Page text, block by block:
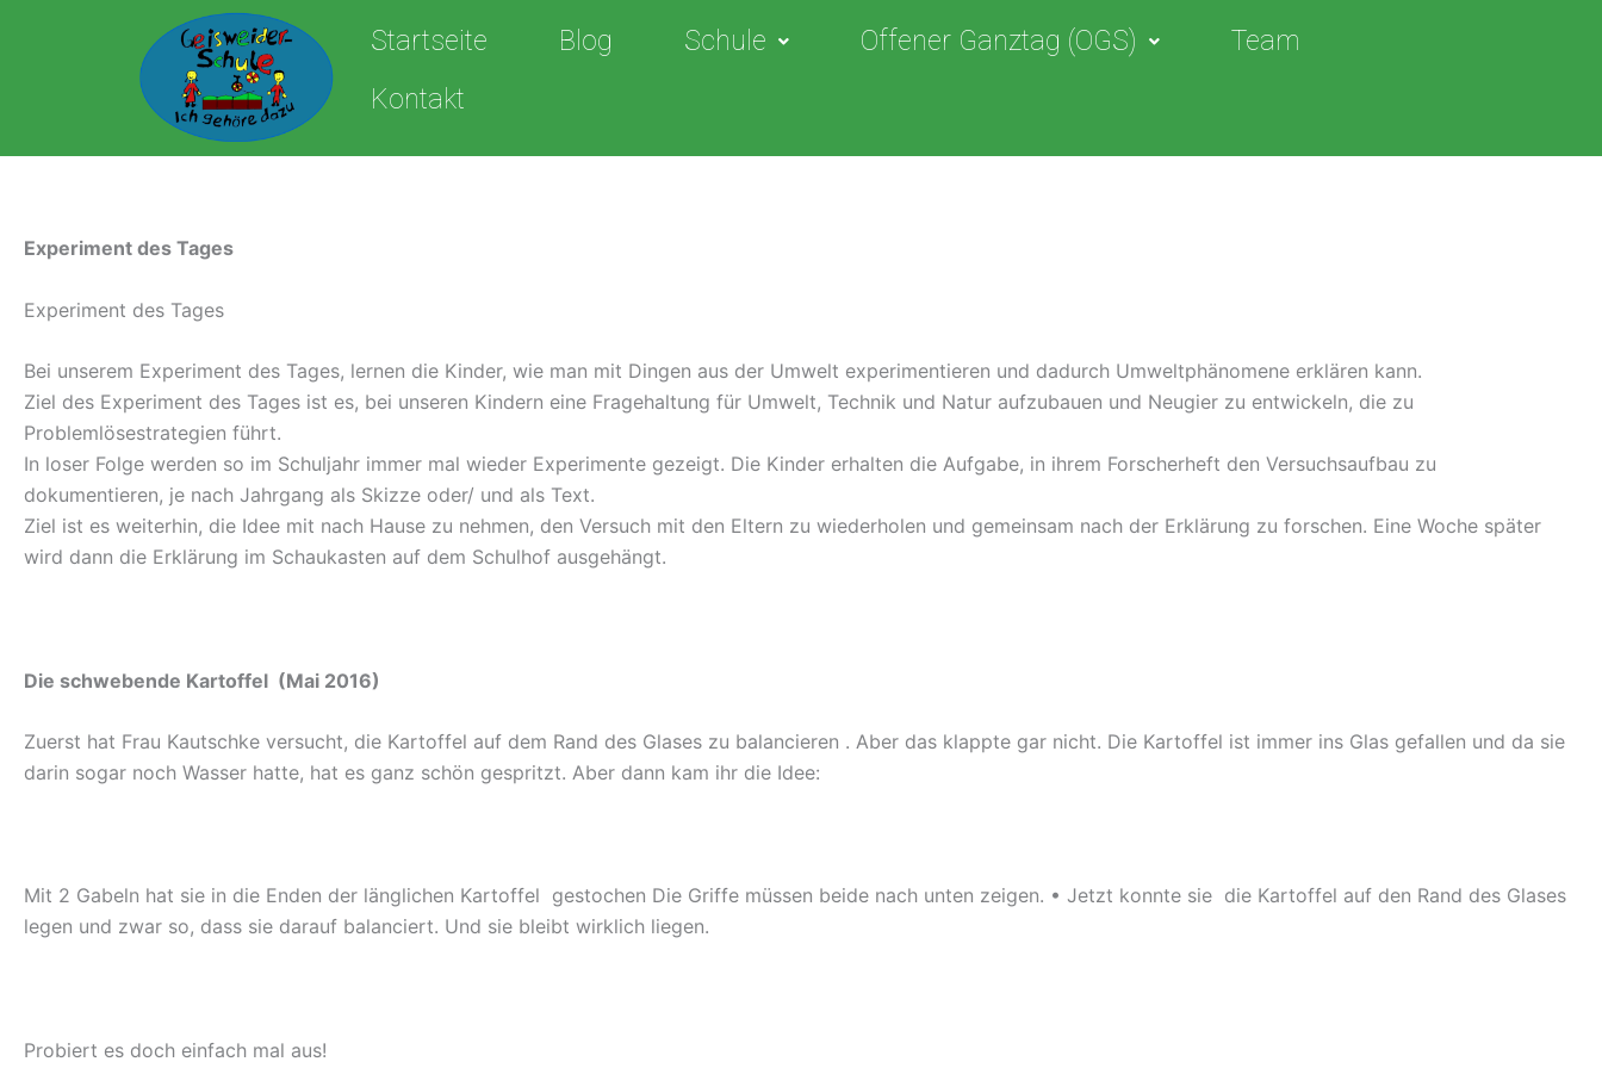
Startseite Blog Schule Offener Ganztag (OGS)
Team
Kontakt
Experiment des Tages
Experiment des Tages
Bei unserem Experiment des Tages, lernen die Kinder, wie man mit Dingen aus der Umwelt experimentieren und dadurch Umweltphänomene erklären kann.
Ziel des Experiment des Tages ist es, bei unseren Kindern eine Fragehaltung für Umwelt, Technik und Natur aufzubauen und Neugier zu entwickeln, die zu
Problemlösestrategien führt.
In loser Folge werden so im Schuljahr immer mal wieder Experimente gezeigt. Die Kinder erhalten die Aufgabe, in ihrem Forscherheft den Versuchsaufbau zu
dokumentieren, je nach Jahrgang als Skizze oder/ und als Text.
Ziel ist es weiterhin, die Idee mit nach Hause zu nehmen, den Versuch mit den Eltern zu wiederholen und gemeinsam nach der Erklärung zu forschen. Eine Woche später
wird dann die Erklärung im Schaukasten auf dem Schulhof ausgehängt.
Die schwebende Kartoffel (Mai 2016)
Zuerst hat Frau Kautschke versucht, die Kartoffel auf dem Rand des Glases zu balancieren . Aber das klappte gar nicht. Die Kartoffel ist immer ins Glas gefallen und da sie
darin sogar noch Wasser hatte, hat es ganz schön gespritzt. Aber dann kam ihr die Idee:
Mit 2 Gabeln hat sie in die Enden der länglichen Kartoffel gestochen Die Griffe müssen beide nach unten zeigen. • Jetzt konnte sie die Kartoffel auf den Rand des Glases
legen und zwar so, dass sie darauf balanciert. Und sie bleibt wirklich liegen.
Probiert es doch einfach mal aus!